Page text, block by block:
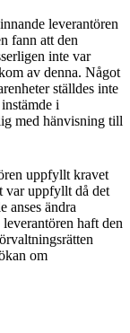
leverantören
fann att den
inte var
av denna. Något
ställdes inte
i
med hänvisning till
uppfyllt kravet
var uppfyllt då det
anses ändra
haft den
om